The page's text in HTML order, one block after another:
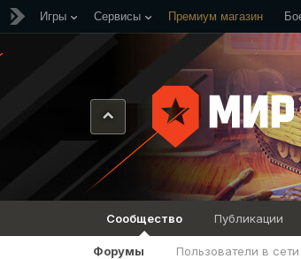
Игры Сервисы Премиум магазин
Сообщество
Форумы Пользователи в сети
Публикации